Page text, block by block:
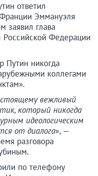
ответил
Эммануэля
заявил глава
Российской Федерации
Путин никогда
коллегами
вежливый
который никогда
идеологическим
от диалога», —
разговора
по телефону